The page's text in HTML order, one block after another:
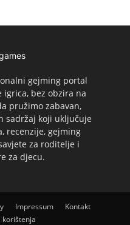
gejming portal
bez obzira na
pružimo zabavan,
sadržaj koji uključuje
recenzije, gejming
za roditelje i
za djecu.
Impressum
Kontakt
korištenja